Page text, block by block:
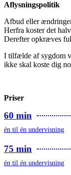
Aflysningspolitik
Afbud eller
Herfra koster det
Derefter opkræves
I tilfælde af sygdom
ikke skal koste dig
Priser
60 min
én til én undervisning
75 min
én til én undervisning